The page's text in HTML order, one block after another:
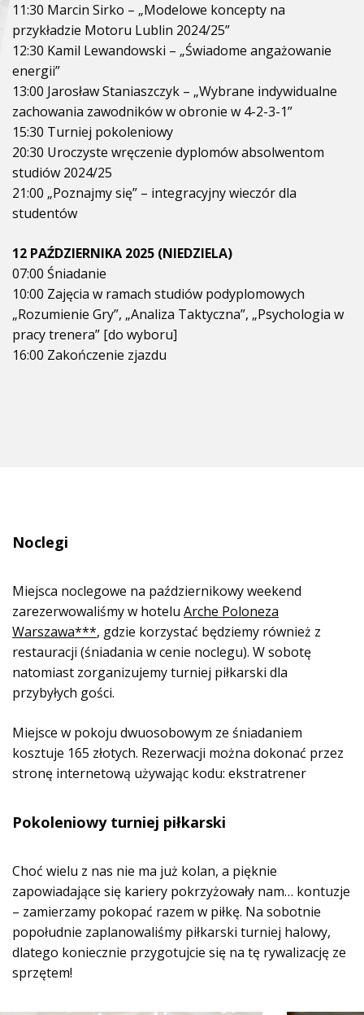
11:30 Marcin Sirko – „Modelowe koncepty na
przykładzie Motoru Lublin 2024/25”
12:30 Kamil Lewandowski – „Świadome angażowanie
energii”
13:00 Jarosław Staniaszczyk – „Wybrane indywidualne
zachowania zawodników w obronie w 4-2-3-1”
15:30 Turniej pokoleniowy
20:30 Uroczyste wręczenie dyplomów absolwentom
studiów 2024/25
21:00 „Poznajmy się” – integracyjny wieczór dla
studentów
12 PAŹDZIERNIKA 2025 (NIEDZIELA)
07:00 Śniadanie
10:00 Zajęcia w ramach studiów podyplomowych
„Rozumienie Gry”, „Analiza Taktyczna”, „Psychologia w
pracy trenera” [do wyboru]
16:00 Zakończenie zjazdu
Noclegi
Miejsca noclegowe na październikowy weekend
zarezerwowaliśmy w hoteluArche Poloneza
Warszawa***, gdzie korzystać będziemy również z
restauracji (śniadania w cenie noclegu). W sobotę
natomiast zorganizujemy turniej piłkarski dla
przybyłych gości.
Miejsce w pokoju dwuosobowym ze śniadaniem
kosztuje 165 złotych. Rezerwacji można dokonać przez
stronę internetową używając kodu: ekstratrener
Pokoleniowy turniej piłkarski
Choć wielu z nas nie ma już kolan, a pięknie
zapowiadające się kariery pokrzyżowały nam… kontuzje
– zamierzamy pokopać razem w piłkę. Na sobotnie
popołudnie zaplanowaliśmy piłkarski turniej halowy,
dlatego koniecznie przygotujcie się na tę rywalizację ze
sprzętem!